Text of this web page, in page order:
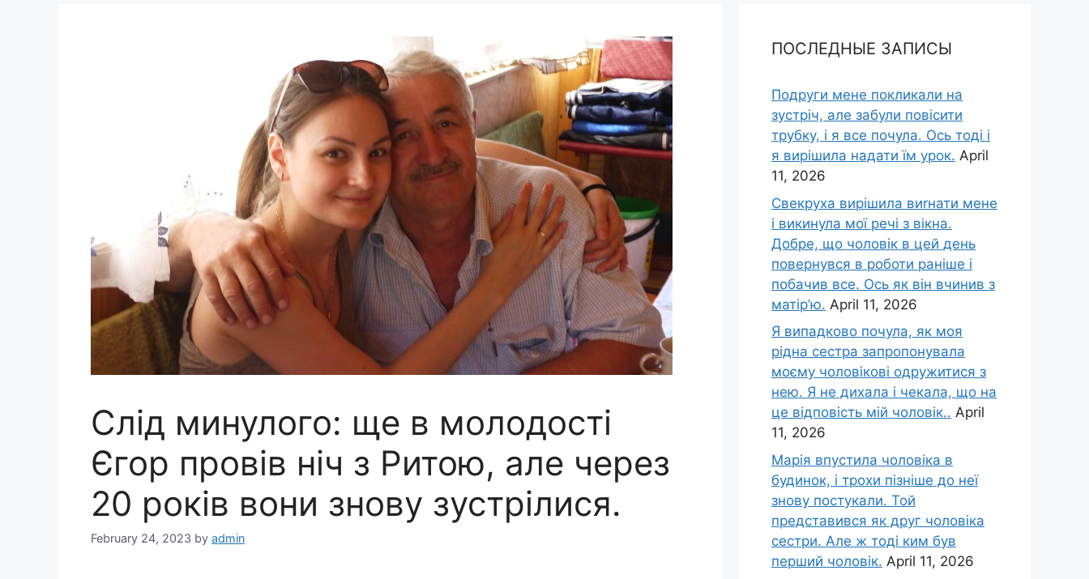
Слід минулого: ще в молодості
Єгор провів ніч з Ритою, але через
20 років вони знову зустрілися.
February 24, 2023 by admin
ПОСЛЕДНЫЕ ЗАПИСЫ
Подруги мене покликали на
зустріч, але забули повісити
трубку, і я все почула. Ось тоді і
я вирішила надати їм урок. April
11, 2026
Свекруха вирішила виrнати мене
і викинула мої речі з вікна.
Добре, що чоловік в цей день
повернувся в роботи раніше і
побачив все. Ось як він вчинив з
матір’ю. April 11, 2026
Я випадково почула, як моя
рідна сестра запропонувала
моєму чоловікові одружитися з
нею. Я не дихала і чекала, що на
це відповість мій чоловік.. April
11, 2026
Марія впустила чоловіка в
будинок, і трохи пізніше до неї
знову постукали. Той
представився як друг чоловіка
сестри. Але ж тоді ким був
перший чоловік. April 11, 2026